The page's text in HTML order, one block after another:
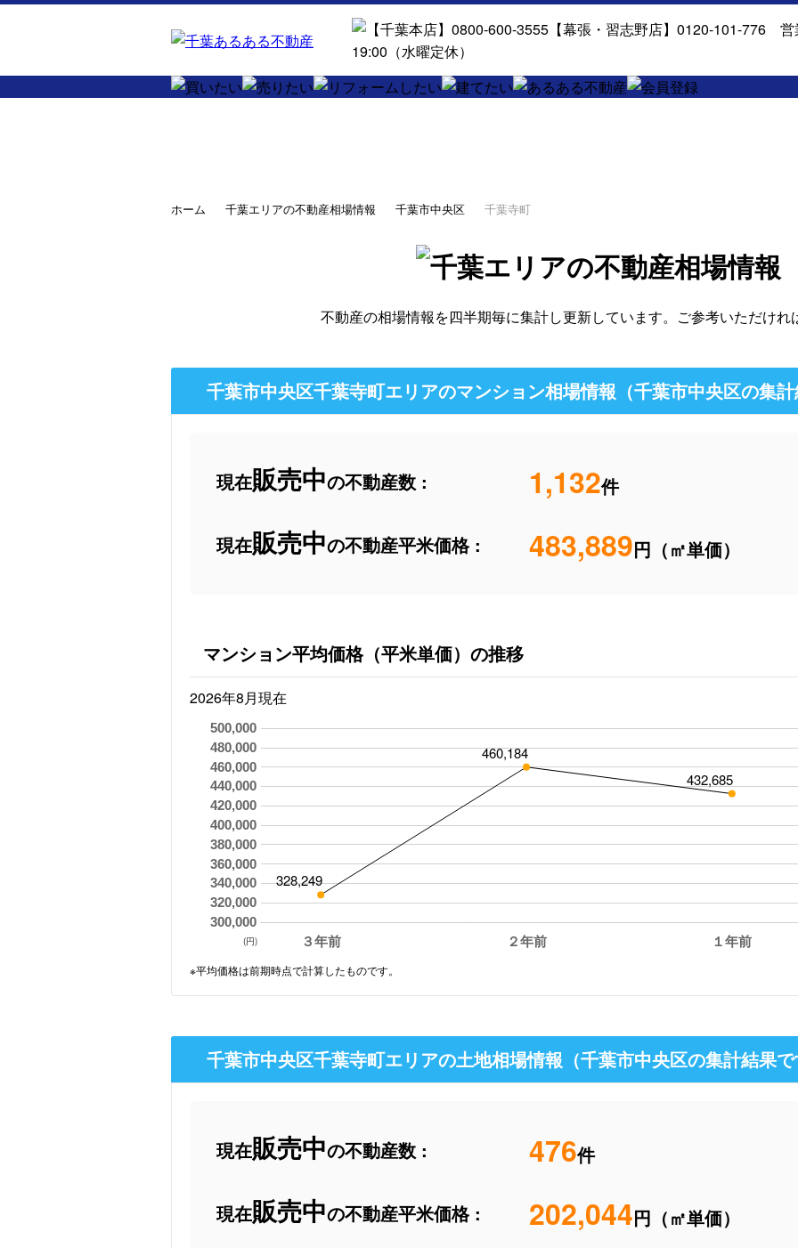
ホーム 千葉エリアの不動産相場情報 千葉市中央区 千葉寺町
不動産の相場情報を四半期毎に集計し更新しています。ご参考いただけれ
千葉市中央区千葉寺町エリアのマンション相場情報（千葉市中央区の集
現在販売中の不動産数 : 1,132件
現在販売中の不動産平米価格 : 483,889円（㎡単価）
マンション平均価格（平米単価）の推移
2026年8月現在
３年前 ２年前 １年前
300,000
320,000
340,000
360,000
380,000
400,000
420,000
440,000
460,000
480,000
500,000
328,249
460,184
432,685
(円)
※平均価格は前期時点で計算したものです。
千葉市中央区千葉寺町エリアの土地相場情報（千葉市中央区の集計結果
現在販売中の不動産数 : 476件
現在販売中の不動産平米価格 : 202,044円（㎡単価）